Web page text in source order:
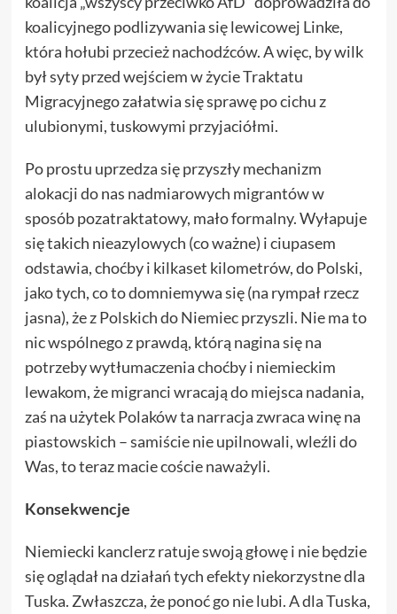
koalicyjnego podlizywania się lewicowej Linke,
która hołubi przecież nachodźców. A więc, by wilk
był syty przed wejściem w życie Traktatu
Migracyjnego załatwia się sprawę po cichu z
ulubionymi, tuskowymi przyjaciółmi.
Po prostu uprzedza się przyszły mechanizm
alokacji do nas nadmiarowych migrantów w
sposób pozatraktatowy, mało formalny. Wyłapuje
się takich nieazylowych (co ważne) i ciupasem
odstawia, choćby i kilkaset kilometrów, do Polski,
jako tych, co to domniemywa się (na rympał rzecz
jasna), że z Polskich do Niemiec przyszli. Nie ma to
nic wspólnego z prawdą, którą nagina się na
potrzeby wytłumaczenia choćby i niemieckim
lewakom, że migranci wracają do miejsca nadania,
zaś na użytek Polaków ta narracja zwraca winę na
piastowskich – samiście nie upilnowali, wleźli do
Was, to teraz macie coście naważyli.
Konsekwencje
Niemiecki kanclerz ratuje swoją głowę i nie będzie
się oglądał na działań tych efekty niekorzystne dla
Tuska. Zwłaszcza, że ponoć go nie lubi. A dla Tuska,